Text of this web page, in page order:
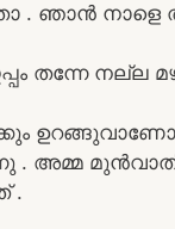
ഞാൻ നാളെ
തന്നേ നല്ല
അമ്മ
.